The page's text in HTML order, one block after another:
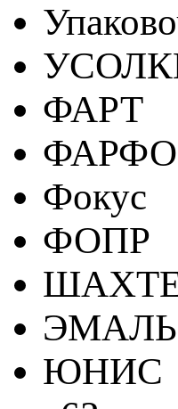
ФАРТ
Фокус
ФОПР
ЭМАЛЬ
ЮНИС